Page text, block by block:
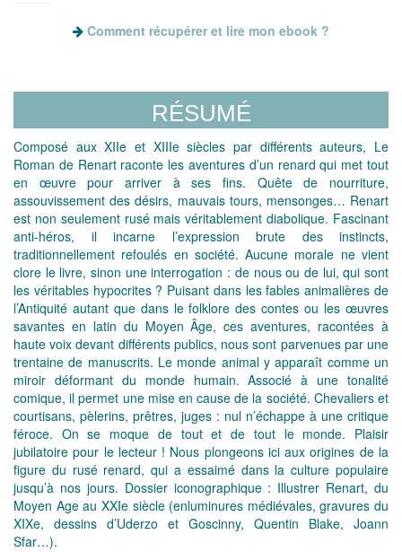
Comment récupérer et lire mon ebook ?
RÉSUMÉ
Composé aux XIIe et XIIIe siècles par différents auteurs, Le
Roman de Renart raconte les aventures d’un renard qui met tout
en œuvre pour arriver à ses fins. Quête de nourriture,
assouvissement des désirs, mauvais tours, mensonges… Renart
est non seulement rusé mais véritablement diabolique. Fascinant
anti-héros, il incarne l’expression brute des instincts,
traditionnellement refoulés en société. Aucune morale ne vient
clore le livre, sinon une interrogation : de nous ou de lui, qui sont
les véritables hypocrites ? Puisant dans les fables animalières de
l’Antiquité autant que dans le folklore des contes ou les œuvres
savantes en latin du Moyen Âge, ces aventures, racontées à
haute voix devant différents publics, nous sont parvenues par une
trentaine de manuscrits. Le monde animal y apparaît comme un
miroir déformant du monde humain. Associé à une tonalité
comique, il permet une mise en cause de la société. Chevaliers et
courtisans, pèlerins, prêtres, juges : nul n’échappe à une critique
féroce. On se moque de tout et de tout le monde. Plaisir
jubilatoire pour le lecteur ! Nous plongeons ici aux origines de la
figure du rusé renard, qui a essaimé dans la culture populaire
jusqu’à nos jours. Dossier iconographique : Illustrer Renart, du
Moyen Age au XXIe siècle (enluminures médiévales, gravures du
XIXe, dessins d’Uderzo et Goscinny, Quentin Blake, Joann
Sfar…).